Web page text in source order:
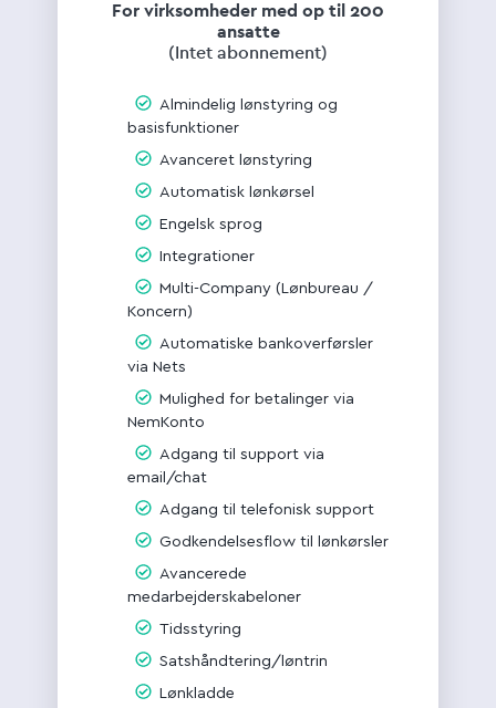
For virksomheder med op til 200
ansatte
(Intet abonnement)
Almindelig lønstyring og
basisfunktioner
Avanceret lønstyring
Automatisk lønkørsel
Engelsk sprog
Integrationer
Multi-Company (Lønbureau /
Koncern)
Automatiske bankoverførsler
via Nets
Mulighed for betalinger via
NemKonto
Adgang til support via
email/chat
Adgang til telefonisk support
Godkendelsesflow til lønkørsler
Avancerede
medarbejderskabeloner
Tidsstyring
Satshåndtering/løntrin
Lønkladde